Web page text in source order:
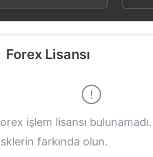
3
4
6
1
2
4
1
2
4
Forex Lisansı
işlem lisansı
farkında olun.